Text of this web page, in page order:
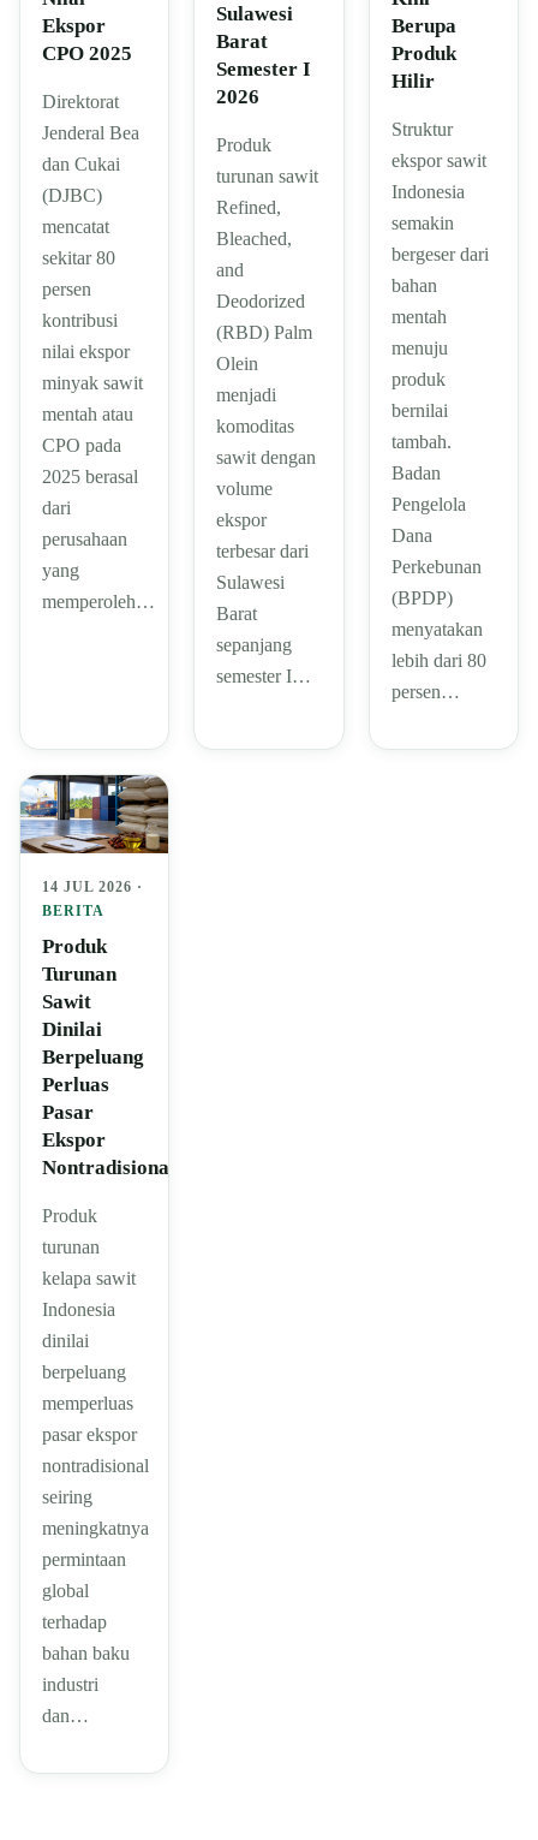
Ekspor
CPO 2025
Direktorat
Jenderal Bea
dan Cukai
(DJBC)
mencatat
sekitar 80
persen
kontribusi
nilai ekspor
minyak sawit
mentah atau
CPO pada
2025 berasal
dari
perusahaan
yang
memperoleh…
Sulawesi
Barat
Semester I
2026
Produk
turunan sawit
Refined,
Bleached,
and
Deodorized
(RBD) Palm
Olein
menjadi
komoditas
sawit dengan
volume
ekspor
terbesar dari
Sulawesi
Barat
sepanjang
semester I…
Berupa
Produk
Hilir
Struktur
ekspor sawit
Indonesia
semakin
bergeser dari
bahan
mentah
menuju
produk
bernilai
tambah.
Badan
Pengelola
Dana
Perkebunan
(BPDP)
menyatakan
lebih dari 80
persen…
14 JUL 2026 ·
BERITA
Produk
Turunan
Sawit
Dinilai
Berpeluang
Perluas
Pasar
Ekspor
Nontradisional
Produk
turunan
kelapa sawit
Indonesia
dinilai
berpeluang
memperluas
pasar ekspor
nontradisional
seiring
meningkatnya
permintaan
global
terhadap
bahan baku
industri
dan…